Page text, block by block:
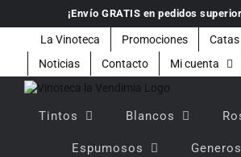
contenido
¡Envío GRATIS en pedidos
La Vinoteca Promociones Catas
Noticias
Contacto Mi cuenta
Tintos Blancos
Espumosos